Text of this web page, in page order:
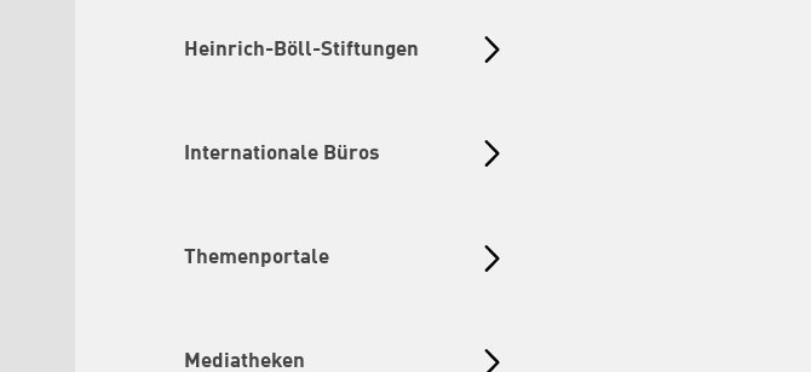
Heinrich-Böll-Stiftungen
Internationale Büros
Themenportale
Mediatheken